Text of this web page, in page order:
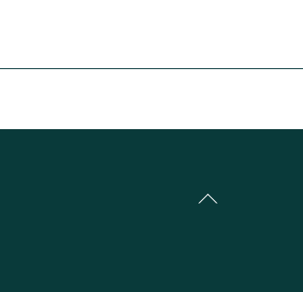
Back